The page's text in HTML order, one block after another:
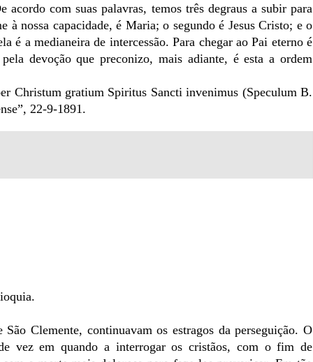
com suas palavras, temos três degraus a subir para
nossa capacidade, é Maria; o segundo é Jesus Cristo; e o
é a medianeira de intercessão. Para chegar ao Pai eterno é
devoção que preconizo, mais adiante, é esta a ordem
Christum gratium Spiritus Sancti invenimus (Speculum B.
22-9-1891.
Clemente, continuavam os estragos da perseguição. O
vez em quando a interrogar os cristãos, com o fim de